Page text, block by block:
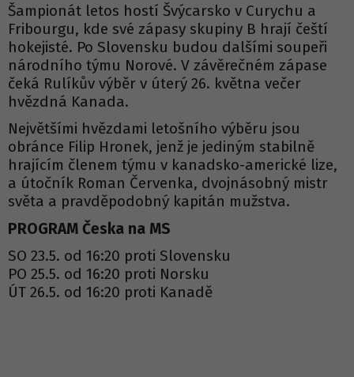
Šampionát letos hostí Švýcarsko v Curychu a
Fribourgu, kde své zápasy skupiny B hrají čeští
hokejisté. Po Slovensku budou dalšími soupeři
národního týmu Norové. V závěrečném zápase
čeká Rulíkův výběr v úterý 26. května večer
hvězdná Kanada.
Největšími hvězdami letošního výběru jsou
obránce Filip Hronek, jenž je jediným stabilně
hrajícím členem týmu v kanadsko-americké lize,
a útočník Roman Červenka, dvojnásobný mistr
světa a pravděpodobný kapitán mužstva.
PROGRAM Česka na MS
SO 23.5. od 16:20 proti Slovensku
PO 25.5. od 16:20 proti Norsku
ÚT 26.5. od 16:20 proti Kanadě